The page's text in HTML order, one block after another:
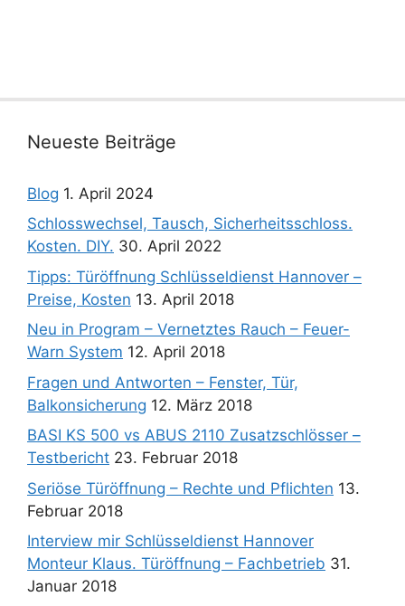
Neueste Beiträge
Blog 1. April 2024
Schlosswechsel, Tausch, Sicherheitsschloss.
Kosten. DIY. 30. April 2022
Tipps: Türöffnung Schlüsseldienst Hannover –
Preise, Kosten 13. April 2018
Neu in Program – Vernetztes Rauch – Feuer-
Warn System 12. April 2018
Fragen und Antworten – Fenster, Tür,
Balkonsicherung 12. März 2018
BASI KS 500 vs ABUS 2110 Zusatzschlösser –
Testbericht 23. Februar 2018
Seriöse Türöffnung – Rechte und Pflichten 13.
Februar 2018
Interview mir Schlüsseldienst Hannover
Monteur Klaus. Türöffnung – Fachbetrieb 31.
Januar 2018